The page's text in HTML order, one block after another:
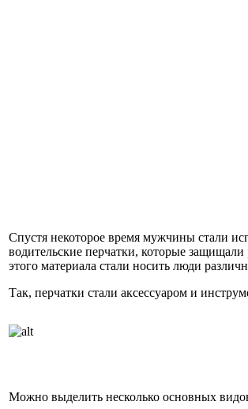
Спустя некоторое время мужчины стали
водительские перчатки, которые
этого материала стали носить люди
Так, перчатки стали аксессуаром и
Можно выделить несколько основных